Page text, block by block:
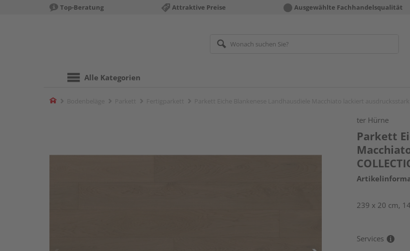
Top-Beratung Attraktive Preise Ausgewählte Fachhandelsqualität
Alle Kategorien
Home
ter Hürne
Parkett
239 x 20 cm,
Services